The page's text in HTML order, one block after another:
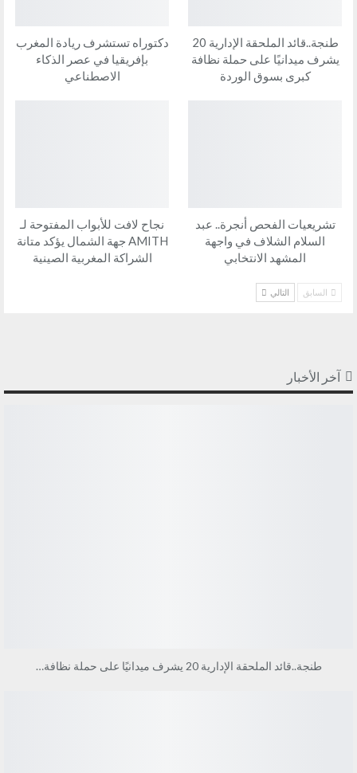
طنجة..قائد الملحقة الإدارية 20
يشرف ميدانيًا على حملة نظافة
كبرى بسوق الوردة
دكتوراه تستشرف ريادة المغرب
بإفريقيا في عصر الذكاء
الاصطناعي
تشريعيات الفحص أنجرة.. عبد
السلام الشلاف في واجهة
المشهد الانتخابي
نجاح لافت للأبواب المفتوحة لـ
AMITH جهة الشمال يؤكد متانة
الشراكة المغربية الصينية
السابق التالي
آخر الأخبار
طنجة..قائد الملحقة الإدارية 20 يشرف ميدانيًا على حملة نظافة…